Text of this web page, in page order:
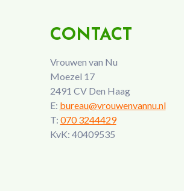
CONTACT
Vrouwen van Nu
Moezel 17
2491 CV Den Haag
E: bureau@vrouwenvannu.nl
T: 070 3244429
KvK: 40409535